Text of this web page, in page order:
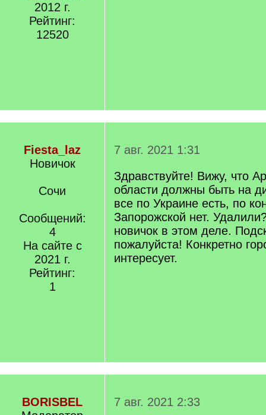
2012 г.
Рейтинг:
12520
Fiesta_laz
Новичок
Сочи
Сообщений:
4
На сайте с
2021 г.
Рейтинг:
1
7 авг. 2021 1:31
Здравствуйте! Вижу, что
области должны быть на
все по Украине есть, по
Запорожской нет.
новичок в этом деле.
пожалуйста! Конкретно
интересует.
BORISBEL
7 авг. 2021 2:33